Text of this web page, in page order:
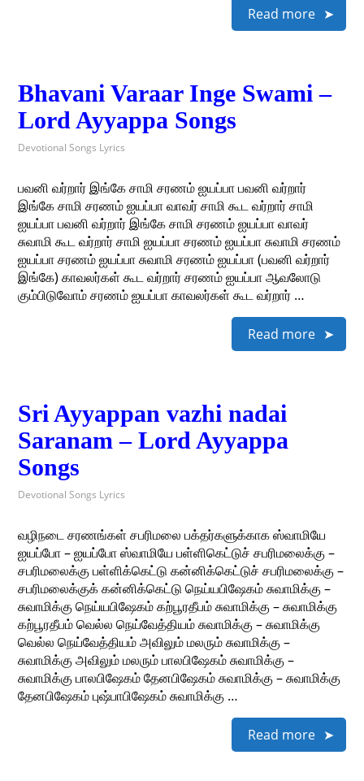
Read more
Bhavani Varaar Inge Swami –
Lord Ayyappa Songs
Devotional Songs Lyrics
பவனி வர்றார் இங்கே சாமி சரணம் ஐயப்பா பவனி வர்றார்
இங்கே சாமி சரணம் ஐயப்பா வாவர் சாமி கூட வர்றார் சாமி
ஐயப்பா பவனி வர்றார் இங்கே சாமி சரணம் ஐயப்பா வாவர்
சுவாமி கூட வர்றார் சாமி ஐயப்பா சரணம் ஐயப்பா சுவாமி சரணம்
ஐயப்பா சரணம் ஐயப்பா சுவாமி சரணம் ஐயப்பா (பவனி வர்றார்
இங்கே) காவலர்கள் கூட வர்றார் சரணம் ஐயப்பா ஆவலோடு
கும்பிடுவோம் சரணம் ஐயப்பா காவலர்கள் கூட வர்றார் …
Read more
Sri Ayyappan vazhi nadai
Saranam – Lord Ayyappa
Songs
Devotional Songs Lyrics
வழிநடை சரணங்கள் சபரிமலை பக்தர்களுக்காக ஸ்வாமியே
ஐயப்போ – ஐயப்போ ஸ்வாமியே பள்ளிகெட்டுச் சபரிமலைக்கு –
சபரிமலைக்கு பள்ளிக்கெட்டு கன்னிக்கெட்டுச் சபரிமலைக்கு –
சபரிமலைக்குக் கன்னிக்கெட்டு நெய்யபிஷேகம் சுவாமிக்கு –
சுவாமிக்கு நெய்யபிஷேகம் கற்பூரதீபம் சுவாமிக்கு – சுவாமிக்கு
கற்பூரதீபம் வெல்ல நெய்வேத்தியம் சுவாமிக்கு – சுவாமிக்கு
வெல்ல நெய்வேத்தியம் அவிலும் மலரும் சுவாமிக்கு –
சுவாமிக்கு அவிலும் மலரும் பாலபிஷேகம் சுவாமிக்கு –
சுவாமிக்கு பாலபிஷேகம் தேனபிஷேகம் சுவாமிக்கு – சுவாமிக்கு
தேனபிஷேகம் புஷ்பாபிஷேகம் சுவாமிக்கு …
Read more